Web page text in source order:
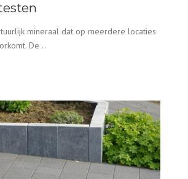
mineraal dat op meerdere locaties
De ..